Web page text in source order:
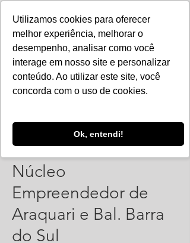
Utilizamos cookies para oferecer
melhor experiência, melhorar o
desempenho, analisar como você
interage em nosso site e personalizar
conteúdo. Ao utilizar este site, você
concorda com o uso de cookies.
Ok, entendi!
Reunião Online:
Núcleo
Empreendedor de
Araquari e Bal. Barra
do Sul